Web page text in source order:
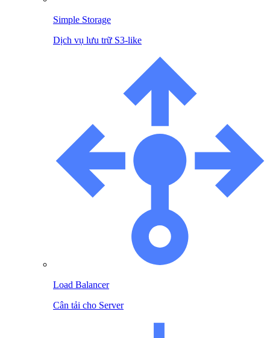
Simple Storage
Dịch vụ lưu trữ S3-like
Load Balancer
Cân tải cho Server